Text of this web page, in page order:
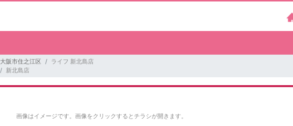
大阪市住之江区
ライフ 新北島店
新北島店
画像はイメージです。 画像をクリックするとチラシが開きます。